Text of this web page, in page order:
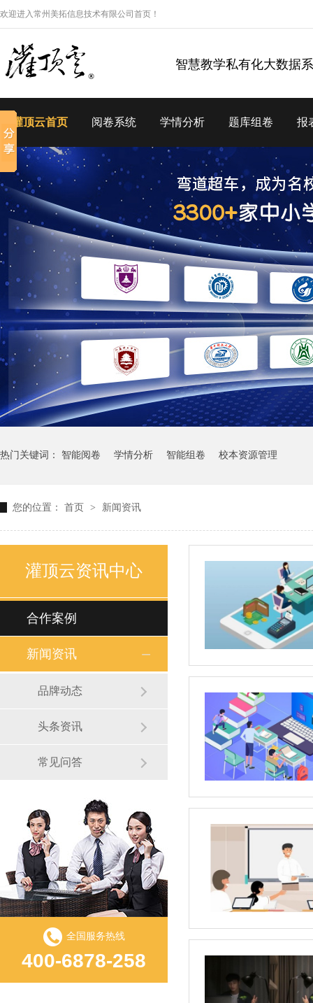
欢迎进入常州美拓信息技术有限公司首页！
智慧教学私有化大数据
灌顶云首页 阅卷系统 学情分析 题库组卷 报
热门关键词： 智能阅卷 学情分析 智能组卷 校本资源管理
您的位置： 首页 > 新闻资讯
灌顶云资讯中心
合作案例
新闻资讯
品牌动态
头条资讯
常见问答
全国服务热线
400-6878-258